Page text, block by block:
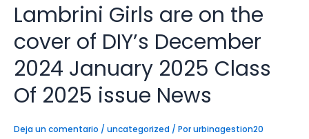
Lambrini Girls are on the
cover of DIY’s December
2024 January 2025 Class
Of 2025 issue News
Deja un comentario / uncategorized / Porurbinagestion20
Lambrini
Girls
on
cover
DIY’s
December
January